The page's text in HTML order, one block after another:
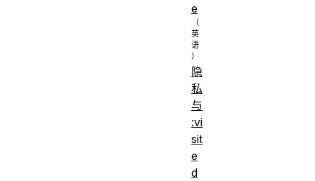
e
隐
私
与
:vi
sit
e
d